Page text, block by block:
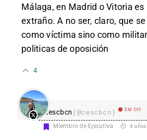
Málaga, en Madrid o Vitoria
extraño. A no ser, claro, que
como víctima sino como
politicas de oposición
4
cescbcn (@cescbcn) EM Off
Miembro de Ejecutiva 4